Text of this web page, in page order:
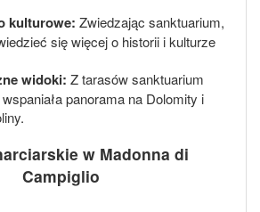
kulturowe: Zwiedzając sanktuarium,
się więcej o historii i kulturze
widoki: Z tarasów sanktuarium
panorama na Dolomity i
w Madonna di
Campiglio